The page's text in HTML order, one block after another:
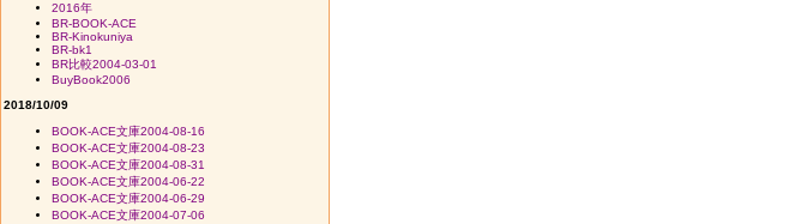
2016年
BR-BOOK-ACE
BR-Kinokuniya
BR-bk1
BR比較2004-03-01
BuyBook2006
2018/10/09
BOOK-ACE文庫2004-08-16
BOOK-ACE文庫2004-08-23
BOOK-ACE文庫2004-08-31
BOOK-ACE文庫2004-06-22
BOOK-ACE文庫2004-06-29
BOOK-ACE文庫2004-07-06